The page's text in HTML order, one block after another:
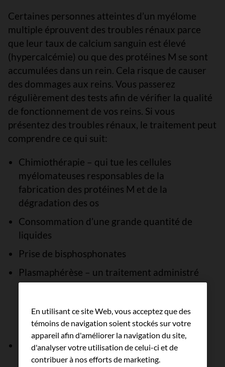
Certaines personnes atteintes d’un myélome
multiple éprouvent des troubles rénaux parce
que leur taux de calcium sanguin est élevé
(hypercalcémie) ou que des protéines M se sont
accumulées dans un rein. Cela risque de causer
des dommages aux reins. Vous passerez
régulièrement des tests afin de vérifier la qualité
de fonctionnement de vos reins. Si vous
présentez des troubles rénaux, le traitement peut
comprendre ce qui suit:
Chimiothérapie – qui tue les cellules
myélomateuses responsables de la
fabrication des protéines M et de la
dégradation des os
Consommation d’une grande quantité de
liquides
Prise de bisphosphonates
Plasmaphérèse – un traitement administré
pour retirer le plasma du sang si celui-ci
M et devient trop épais (affection appelée
hyperviscosité)
Dialyse – pour épurer le sang des déchets si
les reins sont gravement endommagés et ne
En utilisant ce site Web, vous acceptez que des
témoins de navigation soient stockés sur votre
appareil afin d'améliorer la navigation du site,
d'analyser votre utilisation de celui-ci et de
contribuer à nos efforts de marketing.